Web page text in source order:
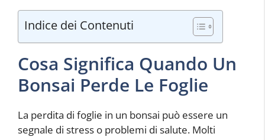
Indice dei Contenuti
Cosa Significa Quando Un
Bonsai Perde Le Foglie
La perdita di foglie in un bonsai può essere un
segnale di stress o problemi di salute. Molti